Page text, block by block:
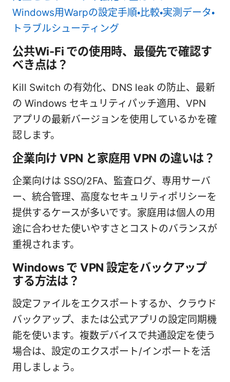
Windows用Warpの設定手順・比較・実測データ・
トラブルシューティング
公共Wi-Fi での使用時、最優先で確認す
べき点は？
Kill Switch の有効化、DNS leak の防止、最新
の Windows セキュリティパッチ適用、VPN
アプリの最新バージョンを使用しているかを確
認します。
企業向け VPN と家庭用 VPN の違いは？
企業向けは SSO/2FA、監査ログ、専用サーバ
ー、統合管理、高度なセキュリティポリシーを
提供するケースが多いです。家庭用は個人の用
途に合わせた使いやすさとコストのバランスが
重視されます。
Windows で VPN 設定をバックアップ
する方法は？
設定ファイルをエクスポートするか、クラウド
バックアップ、または公式アプリの設定同期機
能を使います。複数デバイスで共通設定を使う
場合は、設定のエクスポート/インポートを活
用しましょう。